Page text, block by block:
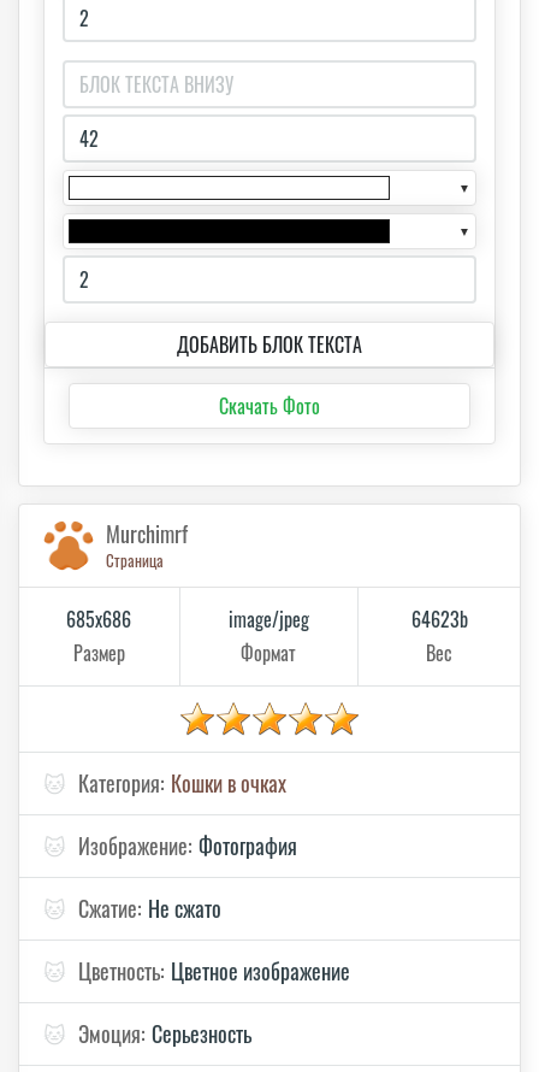
▼
▼
ДОБАВИТЬ БЛОК ТЕКСТА
Скачать Фото
Murchimrf
Страница
685x686
Размер
image/jpeg
Формат
64623b
Вес
🐱 Категория: Кошки в очках
🐱 Изображение: Фотография
🐱 Сжатие: Не сжато
🐱 Цветность: Цветное изображение
🐱 Эмоция: Серьезность